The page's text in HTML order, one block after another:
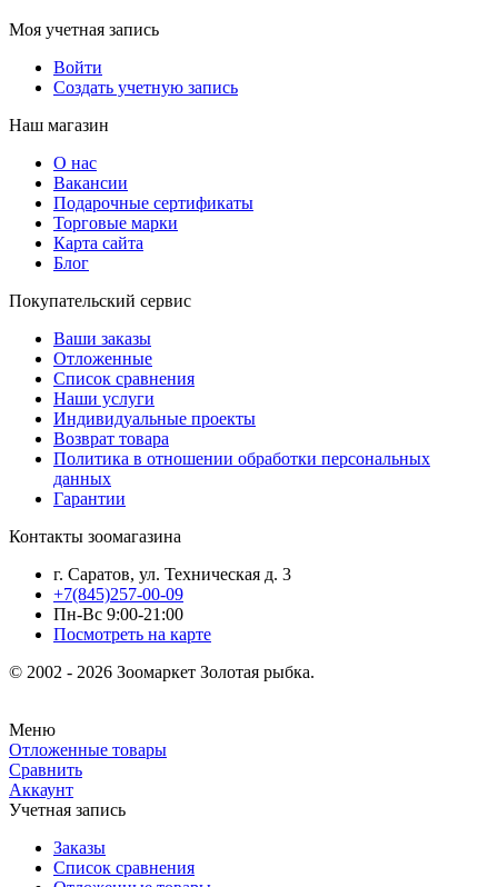
Моя учетная запись
Войти
Создать учетную запись
Наш магазин
О нас
Вакансии
Подарочные сертификаты
Торговые марки
Карта сайта
Блог
Покупательский сервис
Ваши заказы
Отложенные
Список сравнения
Наши услуги
Индивидуальные проекты
Возврат товара
Политика в отношении обработки персональных
данных
Гарантии
Контакты зоомагазина
г. Саратов, ул. Техническая д. 3
+7(845)257-00-09
Пн-Вс 9:00-21:00
Посмотреть на карте
© 2002 - 2026 Зоомаркет Золотая рыбка.
Меню
Отложенные товары
Сравнить
Аккаунт
Учетная запись
Заказы
Список сравнения